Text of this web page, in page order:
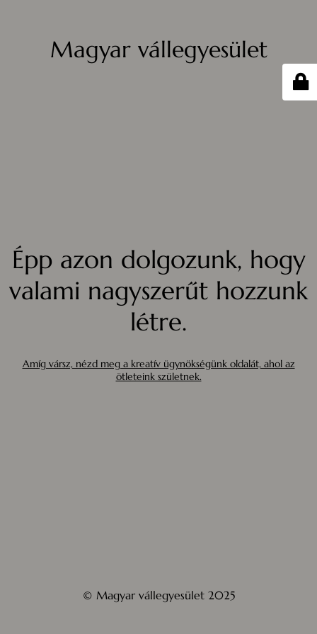
Magyar vállegyesület
Épp azon dolgozunk, hogy
valami nagyszerűt hozzunk
létre.
Amíg vársz, nézd meg a kreatív ügynökségünk oldalát, ahol az
ötleteink születnek.
© Magyar vállegyesület 2025